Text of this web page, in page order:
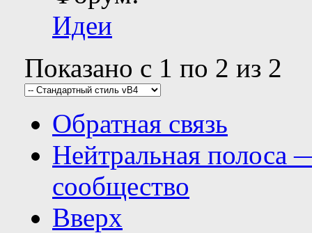
Идеи
Показано с 1 по 2 из 2
Обратная связь
Нейтральная полоса
сообщество
Вверх